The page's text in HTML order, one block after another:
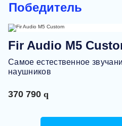
Победитель
Fir Audio M5
Самое естественное
наушников
370 790